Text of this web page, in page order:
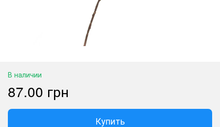
В наличии
87.00 грн
Купить